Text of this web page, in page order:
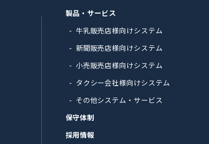
製品・サービス
牛乳販売店様向けシステム
新聞販売店様向けシステム
小売販売店様向けシステム
タクシー会社様向けシステム
その他システム・サービス
保守体制
採用情報